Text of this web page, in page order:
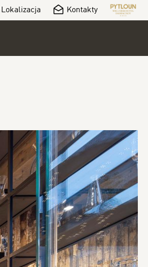
Lokalizacja Kontakty